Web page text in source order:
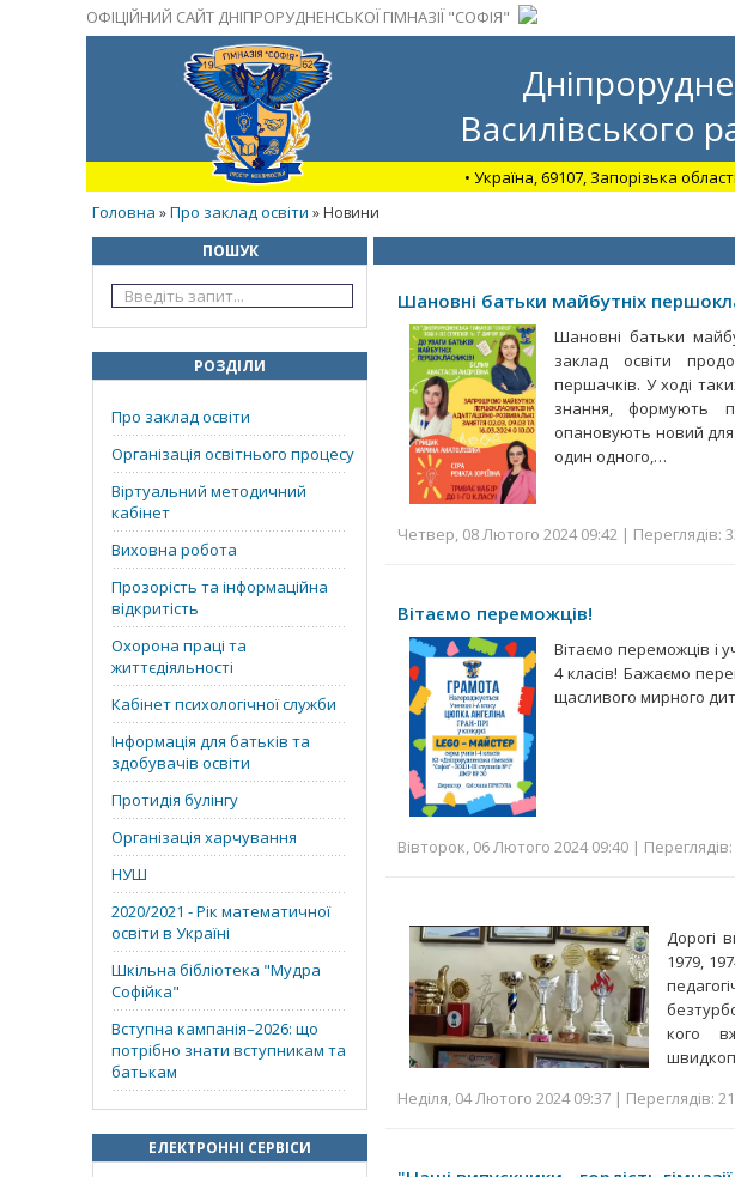
ОФІЦІЙНИЙ САЙТ ДНІПРОРУДНЕНСЬКОЇ ГІМНАЗІЇ "СОФІЯ"
Василівського
• Україна, 69107, Запорізька
Головна »Про заклад освіти » Новини
ПОШУК
РОЗДІЛИ
Про заклад освіти
Організація освітнього процесу
Віртуальний методичний
кабінет
Виховна робота
Прозорість та інформаційна
відкритість
Охорона праці та
життєдіяльності
Кабінет психологічної служби
Інформація для батьків та
здобувачів освіти
Протидія булінгу
Організація харчування
НУШ
2020/2021 - Рік математичної
освіти в Україні
Шкільна бібліотека "Мудра
Софійка"
Вступна кампанія–2026: що
потрібно знати вступникам та
батькам
ЕЛЕКТРОННІ СЕРВІСИ
Шановні батьки майбутніх
Шановні батьки
заклад освіти
першачків. У ході
знання, формують
опановують новий для
один одного,…
Четвер, 08 Лютого 2024 09:42 | Переглядів:
Вітаємо переможців!
Вітаємо переможців і
4 класів! Бажаємо
щасливого мирного
Вівторок, 06 Лютого 2024 09:40 |
Дорогі
1979,
кого
Неділя, 04 Лютого 2024 09:37 | Переглядів: